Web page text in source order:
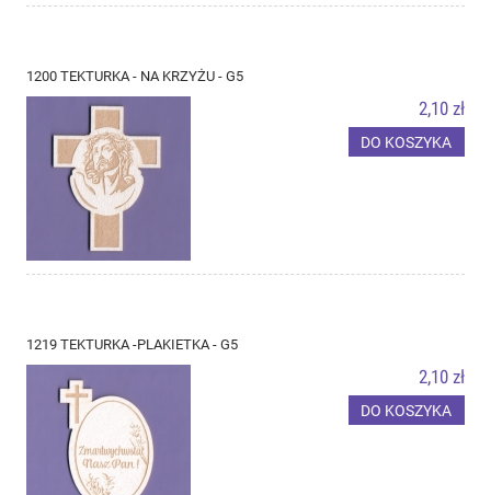
1200 TEKTURKA - NA KRZYŻU - G5
2,10 zł
DO KOSZYKA
1219 TEKTURKA -PLAKIETKA - G5
2,10 zł
DO KOSZYKA